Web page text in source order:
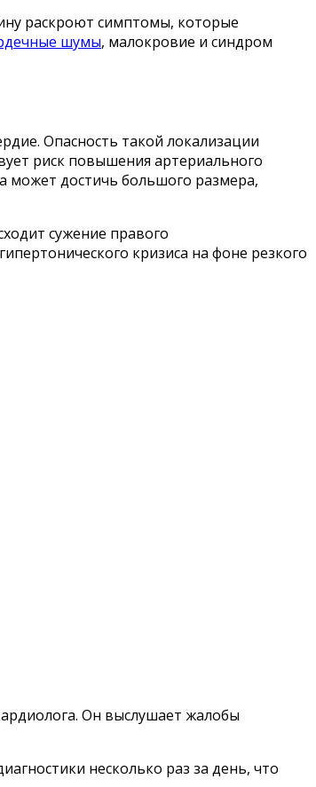
раскроют симптомы, которые
шумы, малокровие и синдром
Опасность такой локализации
риск повышения артериального
может достичь большого размера,
сужение правого
кризиса на фоне резкого
Он выслушает жалобы
несколько раз за день, что